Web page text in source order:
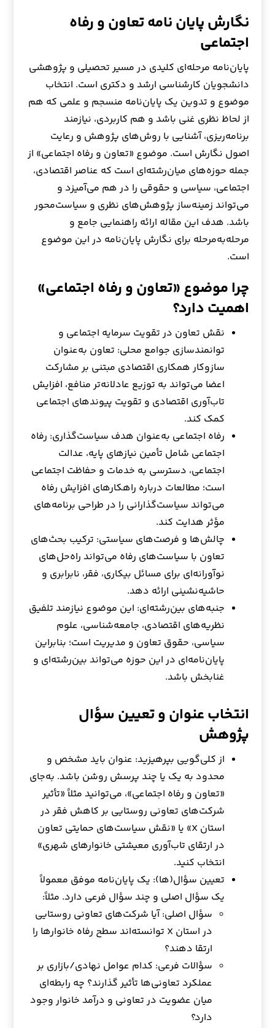
نگارش پایان نامه تعاون و رفاه
اجتماعی
پایان‌نامه مرحله‌ای کلیدی در مسیر تحصیلی و پژوهشی
دانشجویان کارشناسی ارشد و دکتری است. انتخاب
موضوع و تدوین یک پایان‌نامه منسجم و علمی که هم
از لحاظ نظری غنی باشد و هم کاربردی، نیازمند
برنامه‌ریزی، آشنایی با روش‌های پژوهش و رعایت
اصول نگارش است. موضوع «تعاون و رفاه اجتماعی» از
جمله حوزه‌های میان‌رشته‌ای است که عناصر اقتصادی،
اجتماعی، سیاسی و حقوقی را در هم می‌آمیزد و
می‌تواند زمینه‌ساز پژوهش‌های نظری و سیاست‌محور
باشد. هدف این مقاله ارائه راهنمایی جامع و
مرحله‌به‌مرحله برای نگارش پایان‌نامه در این موضوع
است.
چرا موضوع «تعاون و رفاه اجتماعی»
اهمیت دارد؟
نقش تعاون در تقویت سرمایه اجتماعی و
توانمندسازی جوامع محلی: تعاون به‌عنوان
سازوکار همکاری اقتصادی مبتنی بر مشارکت
اعضا می‌تواند به توزیع عادلانه‌تر منافع، افزایش
تاب‌آوری اقتصادی و تقویت پیوندهای اجتماعی
کمک کند.
رفاه اجتماعی به‌عنوان هدف سیاست‌گذاری: رفاه
اجتماعی شامل تأمین نیازهای پایه، عدالت
اجتماعی، دسترسی به خدمات و حفاظت اجتماعی
است؛ مطالعات درباره راهکارهای افزایش رفاه
می‌تواند سیاست‌گذارانی را در طراحی برنامه‌های
مؤثر هدایت کند.
چالش‌ها و فرصت‌های سیاستی: ترکیب بحث‌های
تعاون با سیاست‌های رفاه می‌تواند راه‌حل‌های
نوآورانه‌ای برای مسائل بیکاری، فقر، نابرابری و
حاشیه‌نشینی ارائه دهد.
جنبه‌های بین‌رشته‌ای: این موضوع نیازمند تلفیق
نظریه‌های اقتصادی، جامعه‌شناسی، علوم
سیاسی، حقوق تعاون و مدیریت است؛ بنابراین
پایان‌نامه‌ای در این حوزه می‌تواند بین‌رشته‌ای و
غنابخش باشد.
انتخاب عنوان و تعیین سؤال
پژوهش
از کلی‌گویی بپرهیزید: عنوان باید مشخص و
محدود به یک یا چند پرسش روشن باشد. به‌جای
«تعاون و رفاه اجتماعی»، می‌توانید مثلاً «تأثیر
شرکت‌های تعاونی روستایی بر کاهش فقر در
استان X» یا «نقش سیاست‌های حمایتی تعاون
در ارتقای تاب‌آوری معیشتی خانوارهای شهری»
انتخاب کنید.
تعیین سؤال(ها): یک پایان‌نامه موفق معمولاً
یک سؤال اصلی و چند سؤال فرعی دارد. مثلاً:
سؤال اصلی: آیا شرکت‌های تعاونی روستایی
در استان X توانسته‌اند سطح رفاه خانوارها را
ارتقا دهند؟
سؤالات فرعی: کدام عوامل نهادی/بازاری بر
عملکرد تعاونی‌ها تأثیر گذارند؟ چه رابطه‌ای
میان عضویت در تعاونی و درآمد خانوار وجود
دارد؟